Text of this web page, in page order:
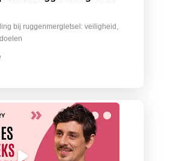
bij ruggenmergletsel: veiligheid,